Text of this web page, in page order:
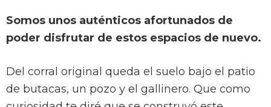
Somos unos auténticos afortunados de
poder disfrutar de estos espacios de nuevo.
Del corral original queda el suelo bajo el patio
de butacas, un pozo y el gallinero. Que como